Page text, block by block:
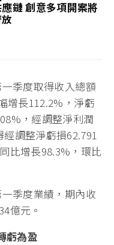
鏈 創意多項開案將
季度取得收入總額
增長112.2%，淨虧
，經調整淨利潤
調整淨虧損62.791
比增長98.3%，環比
季度業績，期內收
億元。
虧為盈